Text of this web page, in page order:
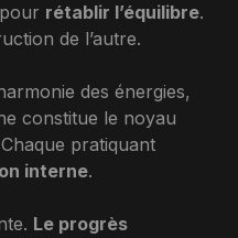
rétablir l’équilibre.
de l’autre.
des énergies,
constitue le noyau
pratiquant
interne.
Le progrès